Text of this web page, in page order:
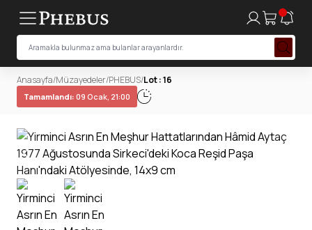
Anasayfa/Müzayedeler/PHEBUS/Lot : 16
Tamamlandı: 09 Ocak, 21:00